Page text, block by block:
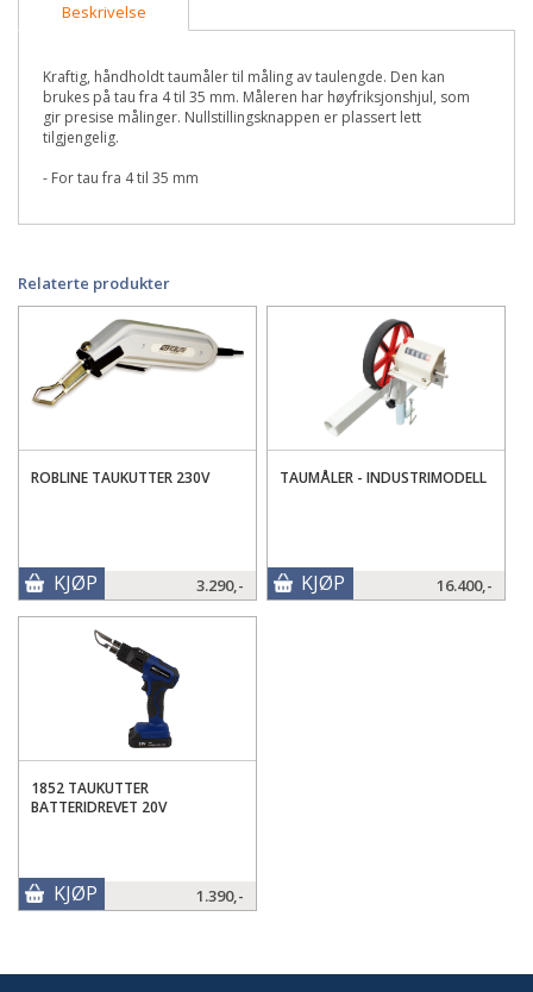
Beskrivelse
Kraftig, håndholdt taumåler til måling av taulengde. Den kan
brukes på tau fra 4 til 35 mm. Måleren har høyfriksjonshjul, som
gir presise målinger. Nullstillingsknappen er plassert lett
tilgjengelig.
- For tau fra 4 til 35 mm
Relaterte produkter
ROBLINE TAUKUTTER 230V
3.290,-
KJØP
TAUMÅLER - INDUSTRIMODELL
16.400,-
KJØP
1852 TAUKUTTER
BATTERIDREVET 20V
1.390,-
KJØP